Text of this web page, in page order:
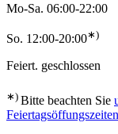
Mo-Sa. 06:00-22:00
So. 12:00-20:00∗)
Feiert. geschlossen
∗) Bitte beachten Sie